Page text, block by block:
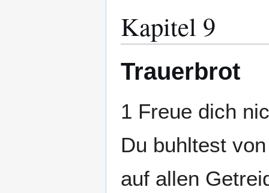
Kapitel 9
Trauerbrot
1 Freue dich
Du buhltest
auf allen